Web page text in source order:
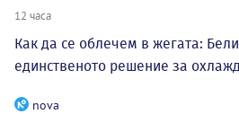
12 часа
Как да се облечем в жегата:
единственото решение за
nova